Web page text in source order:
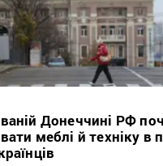
Донеччині РФ
меблі й техніку в